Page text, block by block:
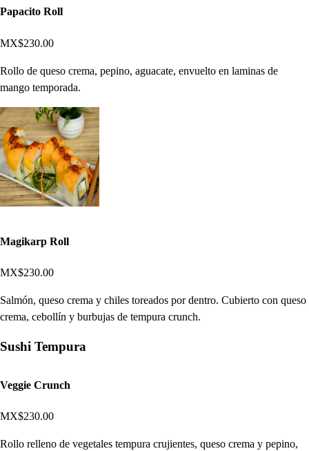
Papacito Roll
MX$230.00
Rollo de queso crema, pepino, aguacate, envuelto en laminas de
mango temporada.
Magikarp Roll
MX$230.00
Salmón, queso crema y chiles toreados por dentro. Cubierto con queso
crema, cebollín y burbujas de tempura crunch.
Sushi Tempura
Veggie Crunch
MX$230.00
Rollo relleno de vegetales tempura crujientes, queso crema y pepino,